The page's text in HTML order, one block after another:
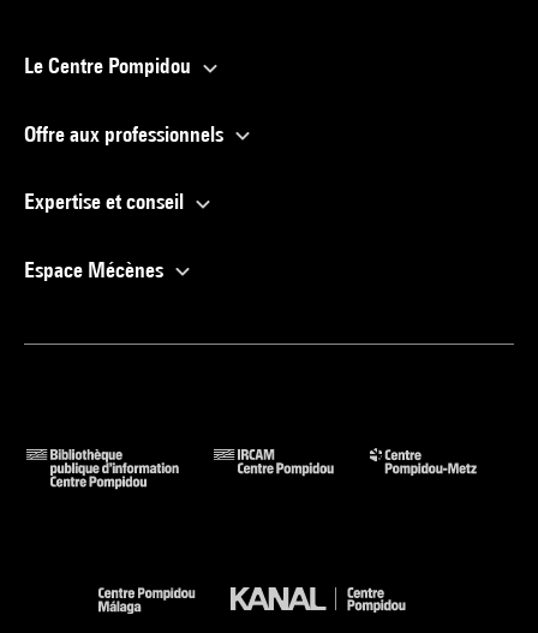
Le Centre Pompidou
Offre aux professionnels
Expertise et conseil
Espace Mécènes